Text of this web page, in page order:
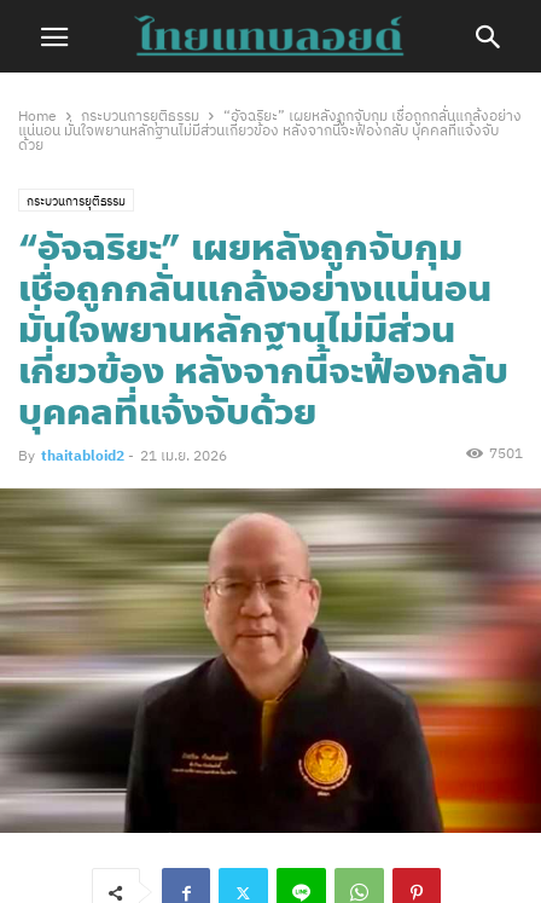
Home กระบวนการยุติธรรม
“อัจฉริยะ” เผยหลังถูกจับกุม เชื่อถูกกลั่นแกล้งอย่าง
แน่นอน มั่นใจพยานหลักฐานไม่มีส่วนเกี่ยวข้อง หลังจากนี้จะฟ้องกลับ บุคคลที่แจ้งจับ
ด้วย
กระบวนการยุติธรรม
“อัจฉริยะ” เผยหลังถูกจับกุม
เชื่อถูกกลั่นแกล้งอย่างแน่นอน
มั่นใจพยานหลักฐานไม่มีส่วน
เกี่ยวข้อง หลังจากนี้จะฟ้องกลับ
บุคคลที่แจ้งจับด้วย
By thaitabloid2 - 21 เม.ย. 2026 7501